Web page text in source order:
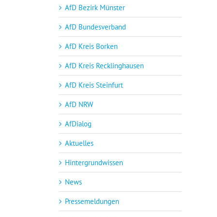
AfD Bezirk Münster
AfD Bundesverband
AfD Kreis Borken
AfD Kreis Recklinghausen
AfD Kreis Steinfurt
AfD NRW
AfDialog
Aktuelles
Hintergrundwissen
News
Pressemeldungen